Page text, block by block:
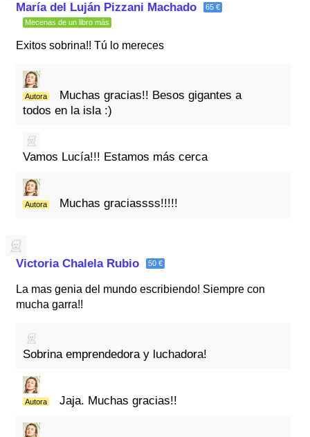
María del Luján Pizzani Machado
65 €
Mecenas de un libro más
Exitos sobrina!! Tú lo mereces
Autora
Muchas gracias!! Besos gigantes a
todos en la isla :)
Vamos Lucía!!! Estamos más cerca
Autora Muchas graciassss!!!!!
Victoria Chalela Rubio 50 €
La mas genia del mundo escribiendo! Siempre con
mucha garra!!
Sobrina emprendedora y luchadora!
Autora Jaja. Muchas gracias!!